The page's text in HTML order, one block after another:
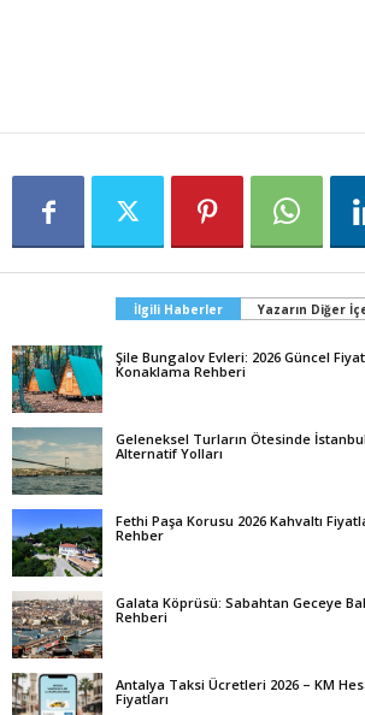
İlgili Haberler Yazarın Diğer
Şile Bungalov Evleri: 2026 Güncel
Konaklama Rehberi
Geleneksel Turların Ötesinde
Alternatif Yolları
Fethi Paşa Korusu 2026 Kahvaltı
Rehber
Galata Köprüsü: Sabahtan Geceye
Rehberi
Antalya Taksi Ücretleri 2026 – KM
Fiyatları